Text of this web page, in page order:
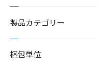
製品カテゴリー
梱包単位